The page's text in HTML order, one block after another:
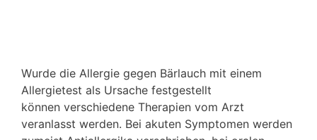
Wurde die Allergie gegen Bärlauch mit einem
Allergietest als Ursache festgestellt
können verschiedene Therapien vom Arzt
veranlasst werden. Bei akuten Symptomen werden